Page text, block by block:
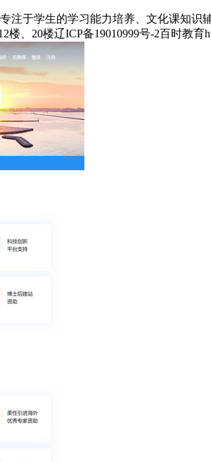
注于学生的学习能力培养、文化课知识
楼、20楼辽ICP备19010999号-2百时教育